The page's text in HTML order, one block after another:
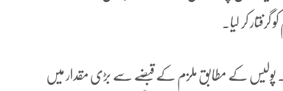
کر لیا۔
پولیس کے مطابق ملزم کے قبضے سے بڑی مقدار میں